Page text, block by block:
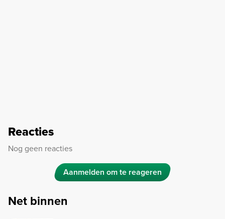
Reacties
Nog geen reacties
Aanmelden om te reageren
Net binnen